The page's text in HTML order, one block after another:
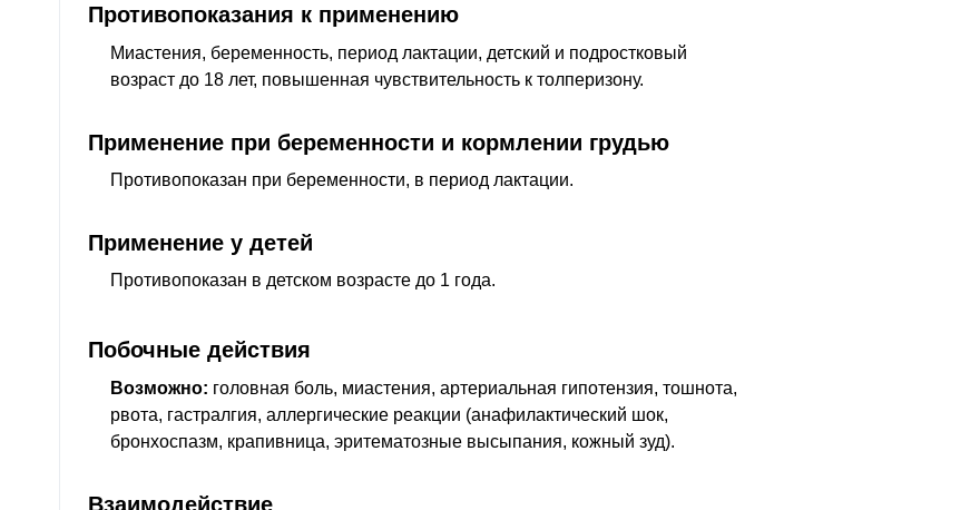
Противопоказания к применению
Миастения, беременность, период лактации, детский и подростковый
возраст до 18 лет, повышенная чувствительность к толперизону.
Применение при беременности и кормлении грудью
Противопоказан при беременности, в период лактации.
Применение у детей
Противопоказан в детском возрасте до 1 года.
Побочные действия
Возможно: головная боль, миастения, артериальная гипотензия, тошнота,
рвота, гастралгия, аллергические реакции (анафилактический шок,
бронхоспазм, крапивница, эритематозные высыпания, кожный зуд).
Взаимодействие